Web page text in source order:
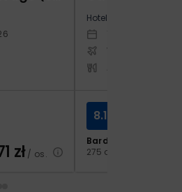
zł/ os.
Hotel:
Warszawa -
Bardzo dobry
275 opinii
8.1